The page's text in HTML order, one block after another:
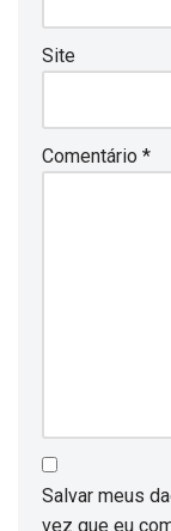
Site
Comentário *
Salvar meus
vez que eu